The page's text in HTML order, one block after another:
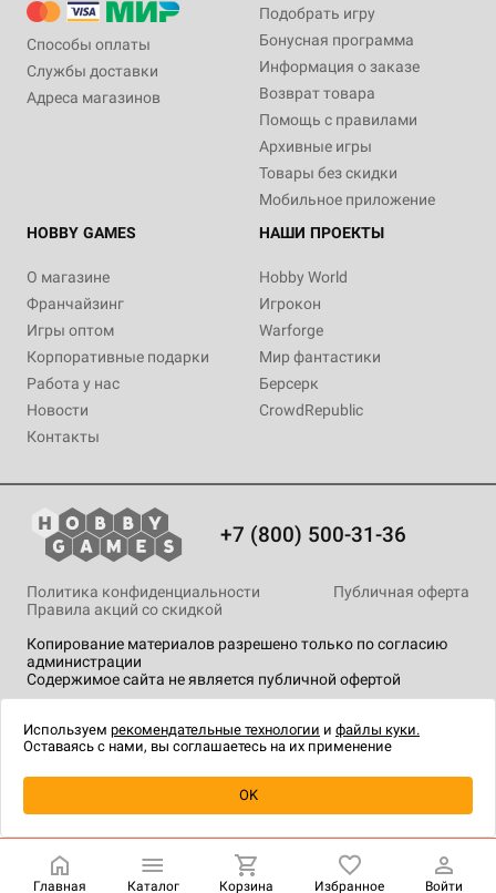
Уведомить о наличии
Способы оплаты
Службы доставки
Адреса магазинов
Подобрать игру
Бонусная программа
Информация о заказе
Возврат товара
Помощь с правилами
Архивные игры
Товары без скидки
Мобильное приложение
HOBBY GAMES
О магазине
Франчайзинг
Игры оптом
Корпоративные подарки
Работа у нас
Новости
Контакты
НАШИ ПРОЕКТЫ
Hobby World
Игрокон
Warforge
Мир фантастики
Берсерк
CrowdRepublic
+7 (800) 500-31-36
Копирование материалов разрешено только по согласию
администрации
Содержимое сайта не является публичной офертой
Политика конфиденциальности
Публичная оферта
Правила акций со скидкой
технологии.
Главная Каталог Корзина Избранное Войти
Используем рекомендательные технологии и файлы куки.
Оставаясь с нами, вы соглашаетесь на их применение
OK